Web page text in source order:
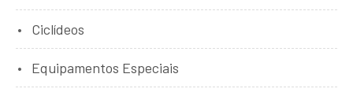
Ciclídeos
Equipamentos Especiais